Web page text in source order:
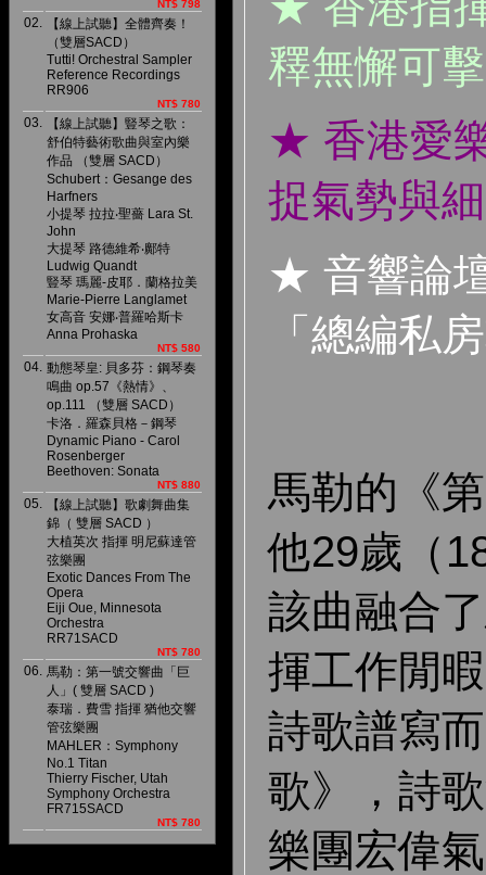
NT$ 798
02.
【線上試聽】全體齊奏！
（雙層SACD）
Tutti! Orchestral Sampler
Reference Recordings
RR906
NT$ 780
03.
【線上試聽】豎琴之歌：
舒伯特藝術歌曲與室內樂
作品 （雙層 SACD）
Schubert：Gesange des
Harfners
小提琴 拉拉‧聖薔 Lara St.
John
大提琴 路德維希‧鄺特
Ludwig Quandt
豎琴 瑪麗-皮耶．蘭格拉美
Marie-Pierre Langlamet
女高音 安娜‧普羅哈斯卡
Anna Prohaska
NT$ 580
04. 動態琴皇: 貝多芬：鋼琴奏
鳴曲 op.57《熱情》、
op.111 （雙層 SACD）
卡洛．羅森貝格－鋼琴
Dynamic Piano - Carol
Rosenberger
Beethoven: Sonata
NT$ 880
05.
【線上試聽】歌劇舞曲集
錦（ 雙層 SACD ）
大植英次 指揮 明尼蘇達管
弦樂團
Exotic Dances From The
Opera
Eiji Oue, Minnesota
Orchestra
RR71SACD
NT$ 780
06. 馬勒：第一號交響曲「巨
人」( 雙層 SACD )
泰瑞．費雪 指揮 猶他交響
管弦樂團
MAHLER：Symphony
No.1 Titan
Thierry Fischer, Utah
Symphony Orchestra
FR715SACD
NT$ 780
釋無懈可
★ 香港愛
捉氣勢與
★ 音響論
「總編私
馬勒的《
他29歲（
該曲融合
揮工作閒
詩歌譜寫
歌》，詩
樂團宏偉